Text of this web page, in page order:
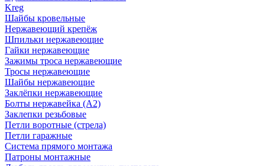
Kreg
Шайбы кровельные
Нержавеющий крепёж
Шпильки нержавеющие
Гайки нержавеющие
Зажимы троса нержавеющие
Тросы нержавеющие
Шайбы нержавеющие
Заклёпки нержавеющие
Болты нержавейка (А2)
Заклепки резьбовые
Петли воротные (стрела)
Петли гаражные
Система прямого монтажа
Патроны монтажные